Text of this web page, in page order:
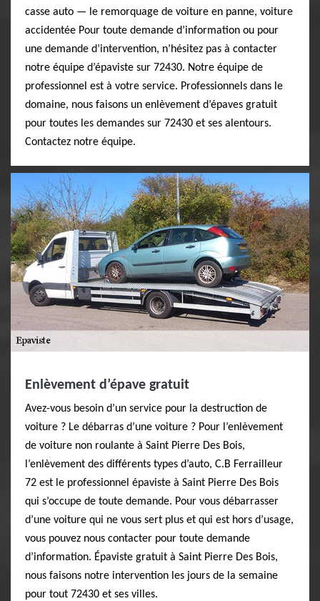
casse auto — le remorquage de voiture en panne, voiture
accidentée Pour toute demande d’information ou pour
une demande d’intervention, n’hésitez pas à contacter
notre équipe d’épaviste sur 72430. Notre équipe de
professionnel est à votre service. Professionnels dans le
domaine, nous faisons un enlèvement d’épaves gratuit
pour toutes les demandes sur 72430 et ses alentours.
Contactez notre équipe.
Enlèvement d’épave gratuit
Avez-vous besoin d’un service pour la destruction de
voiture ? Le débarras d’une voiture ? Pour l’enlèvement
de voiture non roulante à Saint Pierre Des Bois,
l’enlèvement des différents types d’auto, C.B Ferrailleur
72 est le professionnel épaviste à Saint Pierre Des Bois
qui s’occupe de toute demande. Pour vous débarrasser
d’une voiture qui ne vous sert plus et qui est hors d’usage,
vous pouvez nous contacter pour toute demande
d’information. Épaviste gratuit à Saint Pierre Des Bois,
nous faisons notre intervention les jours de la semaine
pour tout 72430 et ses villes.